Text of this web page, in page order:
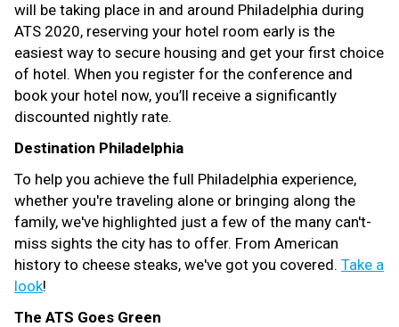
will be taking place in and around Philadelphia during
ATS 2020, reserving your hotel room early is the
easiest way to secure housing and get your first choice
of hotel. When you register for the conference and
book your hotel now, you’ll receive a significantly
discounted nightly rate.
Destination Philadelphia
To help you achieve the full Philadelphia experience,
whether you're traveling alone or bringing along the
family, we've highlighted just a few of the many can't-
miss sights the city has to offer. From American
history to cheese steaks, we've got you covered. Take a
look!
The ATS Goes Green